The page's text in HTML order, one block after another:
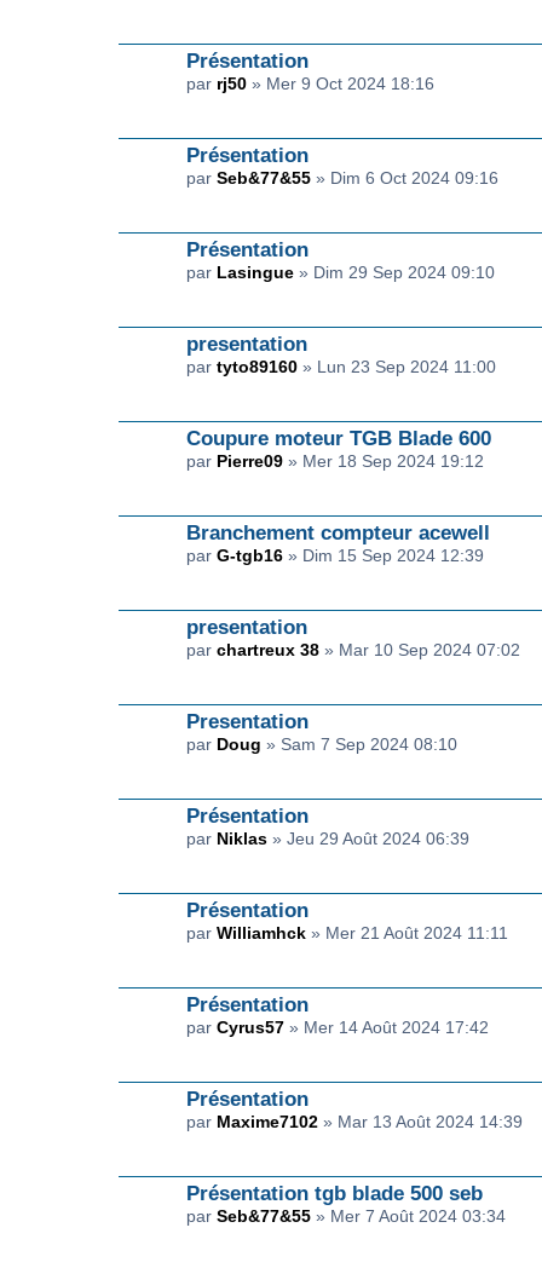
Présentation
par rj50 » Mer 9 Oct 2024 18:16
Présentation
par Seb&77&55 » Dim 6 Oct 2024 09:16
Présentation
par Lasingue » Dim 29 Sep 2024 09:10
presentation
par tyto89160 » Lun 23 Sep 2024 11:00
Coupure moteur TGB Blade 600
par Pierre09 » Mer 18 Sep 2024 19:12
Branchement compteur acewell
par G-tgb16 » Dim 15 Sep 2024 12:39
presentation
par chartreux 38 » Mar 10 Sep 2024 07:02
Presentation
par Doug » Sam 7 Sep 2024 08:10
Présentation
par Niklas » Jeu 29 Août 2024 06:39
Présentation
par Williamhck » Mer 21 Août 2024 11:11
Présentation
par Cyrus57 » Mer 14 Août 2024 17:42
Présentation
par Maxime7102 » Mar 13 Août 2024 14:39
Présentation tgb blade 500 seb
par Seb&77&55 » Mer 7 Août 2024 03:34